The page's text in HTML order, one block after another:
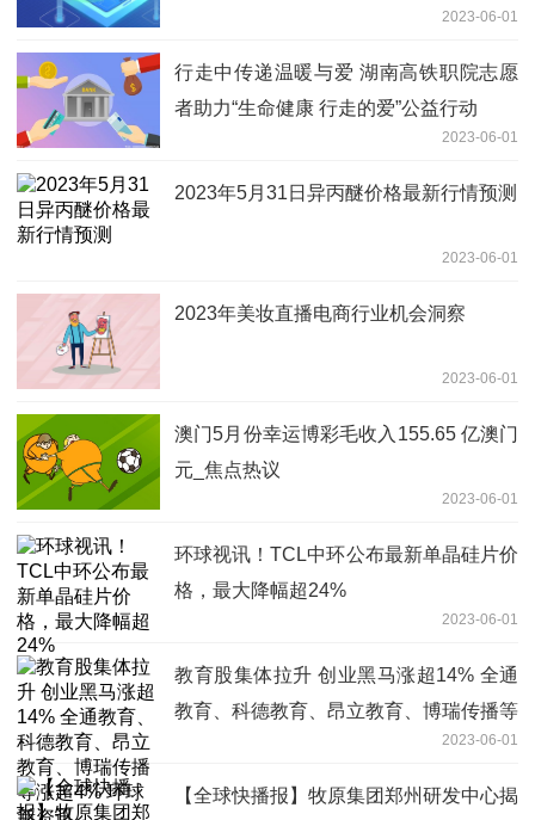
2023-06-01
行走中传递温暖与爱 湖南高铁职院志愿
者助力“生命健康 行走的爱”公益行动
2023-06-01
2023年5月31日异丙醚价格最新行情预测
2023-06-01
2023年美妆直播电商行业机会洞察
2023-06-01
澳门5月份幸运博彩毛收入155.65 亿澳门
元_焦点热议
2023-06-01
环球视讯！TCL中环公布最新单晶硅片价
格，最大降幅超24%
2023-06-01
教育股集体拉升 创业黑马涨超14% 全通
教育、科德教育、昂立教育、博瑞传播等
2023-06-01
【全球快播报】牧原集团郑州研发中心揭